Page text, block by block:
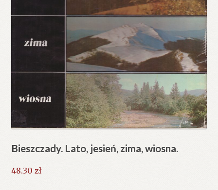
Bieszczady. Lato, jesień, zima, wiosna.
48.30 zł